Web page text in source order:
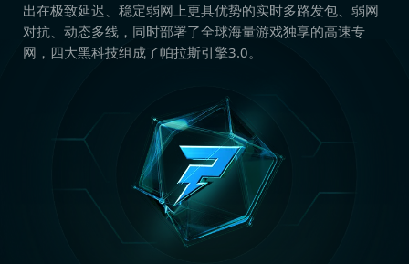
出在极致延迟、稳定弱网上更具优势的实时多路发包、弱网
对抗、动态多线，同时部署了全球海量游戏独享的高速专
网，四大黑科技组成了帕拉斯引擎3.0。